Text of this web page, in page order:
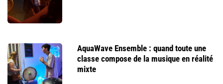
AquaWave Ensemble : quand toute une
classe compose de la musique en réalité
mixte